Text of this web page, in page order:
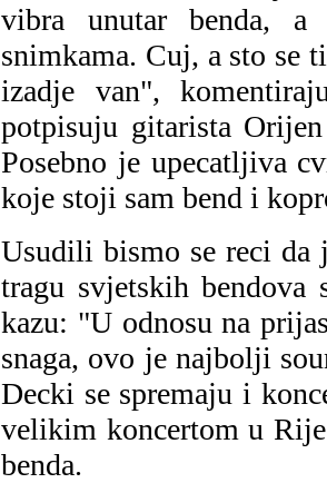
vibra unutar benda,
snimkama. Cuj, a sto se
izadje van",
potpisuju gitarista
Posebno je upecatljiva
koje stoji sam bend i
Usudili bismo se reci da
tragu svjetskih bendova
kazu: "U odnosu na
snaga, ovo je najbolji
Decki se spremaju i
velikim koncertom u
benda.